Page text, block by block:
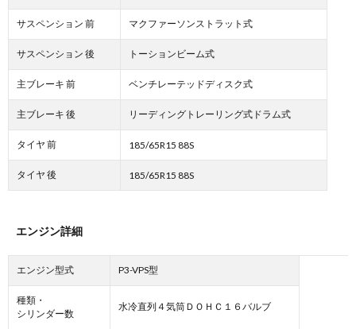
サスペンション 前 マクファーソンストラット式
サスペンション 後 トーションビーム式
主ブレーキ 前 ベンチレーテッドディスク式
主ブレーキ 後 リーディングトレーリング式ドラム式
タイヤ 前 185/65R15 88S
タイヤ 後 185/65R15 88S
エンジン詳細
エンジン型式 P3-VPS型
種類・
シリンダー数
水冷直列４気筒ＤＯＨＣ１６バルブ